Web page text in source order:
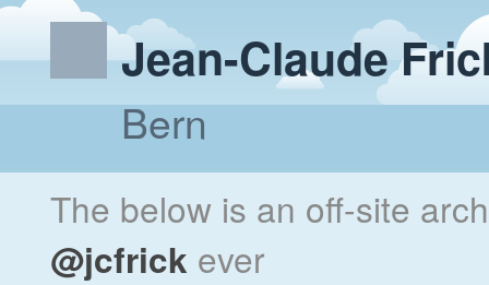
Jean-Claude
Bern
The below is an off-site
@jcfrick ever